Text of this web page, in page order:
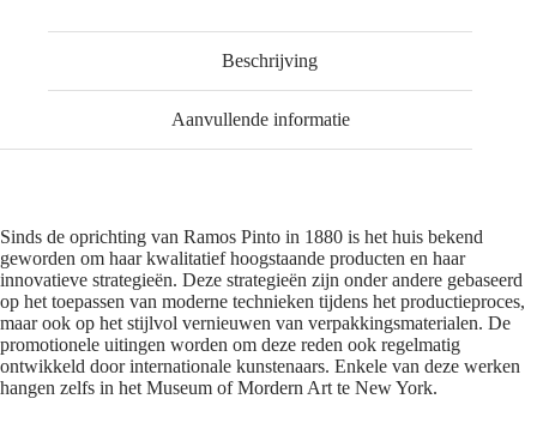
Beschrijving
Aanvullende informatie
Sinds de oprichting van Ramos Pinto in 1880 is het huis bekend
geworden om haar kwalitatief hoogstaande producten en haar
innovatieve strategieën. Deze strategieën zijn onder andere gebaseerd
op het toepassen van moderne technieken tijdens het productieproces,
maar ook op het stijlvol vernieuwen van verpakkingsmaterialen. De
promotionele uitingen worden om deze reden ook regelmatig
ontwikkeld door internationale kunstenaars. Enkele van deze werken
hangen zelfs in het Museum of Mordern Art te New York.